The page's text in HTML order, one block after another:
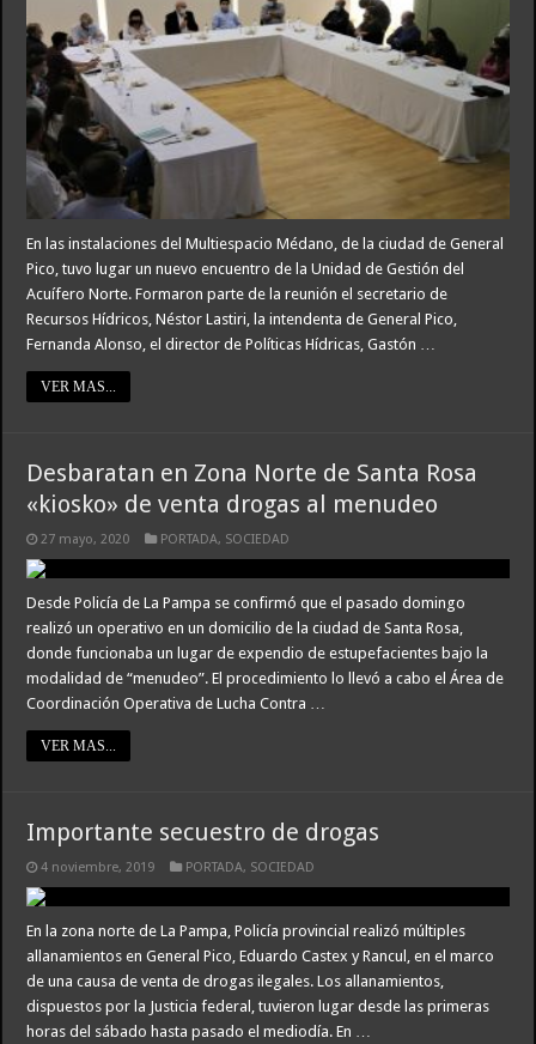
En las instalaciones del Multiespacio Médano, de la ciudad de General
Pico, tuvo lugar un nuevo encuentro de la Unidad de Gestión del
Acuífero Norte. Formaron parte de la reunión el secretario de
Recursos Hídricos, Néstor Lastiri, la intendenta de General Pico,
Fernanda Alonso, el director de Políticas Hídricas, Gastón …
VER MAS...
Desbaratan en Zona Norte de Santa Rosa
«kiosko» de venta drogas al menudeo
27 mayo, 2020 PORTADA, SOCIEDAD
Desde Policía de La Pampa se confirmó que el pasado domingo
realizó un operativo en un domicilio de la ciudad de Santa Rosa,
donde funcionaba un lugar de expendio de estupefacientes bajo la
modalidad de “menudeo”. El procedimiento lo llevó a cabo el Área de
Coordinación Operativa de Lucha Contra …
VER MAS...
Importante secuestro de drogas
4 noviembre, 2019 PORTADA, SOCIEDAD
En la zona norte de La Pampa, Policía provincial realizó múltiples
allanamientos en General Pico, Eduardo Castex y Rancul, en el marco
de una causa de venta de drogas ilegales. Los allanamientos,
dispuestos por la Justicia federal, tuvieron lugar desde las primeras
horas del sábado hasta pasado el mediodía. En …